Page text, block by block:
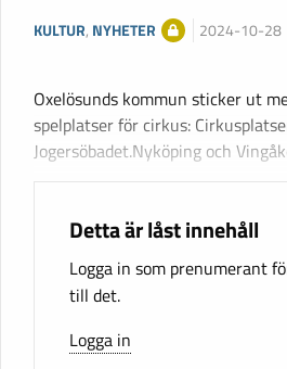
KULTUR, NYHETER 2024-10-28
Oxelösunds kommun sticker ut
spelplatser för cirkus:
Jogersöbadet.Nyköping och
Detta är låst innehåll
Logga in som prenumerant
till det.
Logga in